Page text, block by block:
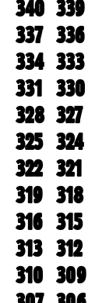
340 339
337 336
334 333
331 330
328 327
325 324
322 321
319 318
316 315
313 312
310 309